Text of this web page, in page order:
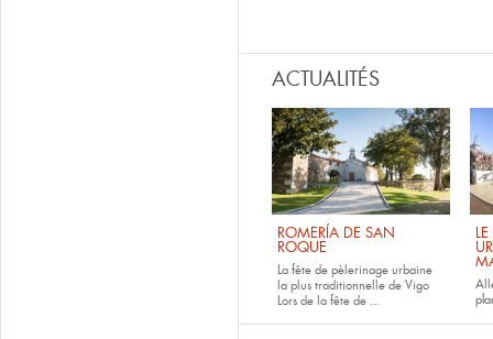
ACTUALITÉS
ROMERÍA DE SAN
ROQUE
La fête de pèlerinage urbaine
la plus traditionnelle de Vigo
Lors de la fête de ...